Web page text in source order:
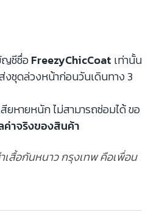
ญชีชื่อFreezyChicCoat เท่านั้น
ชุดล่วงหน้าก่อนวันเดินทาง 3
หายหนัก ไม่สามารถซ่อมได้ ขอ
ค่าจริงของสินค้า
เสื้อกันหนาว กรุงเทพ คือเพื่อน